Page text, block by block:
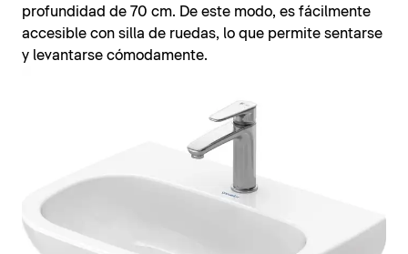
profundidad de 70 cm. De este modo, es fácilmente
accesible con silla de ruedas, lo que permite sentarse
y levantarse cómodamente.